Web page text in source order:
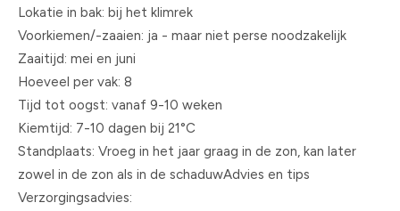
Lokatie in bak: bij het klimrek
Voorkiemen/-zaaien: ja - maar niet perse noodzakelijk
Zaaitijd: mei en juni
Hoeveel per vak: 8
Tijd tot oogst: vanaf 9-10 weken
Kiemtijd: 7-10 dagen bij 21°C
Standplaats: Vroeg in het jaar graag in de zon, kan later
zowel in de zon als in de schaduwAdvies en tips
Verzorgingsadvies: